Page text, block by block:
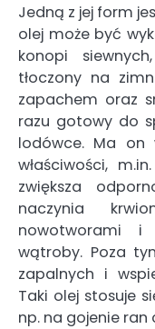
Jedną z jej form
olej może być
konopi
tłoczony na
zapachem oraz
razu gotowy do
lodówce. Ma on
właściwości,
zwiększa
naczynia
nowotworami
wątroby. Poza
zapalnych i
Taki olej stosuje
np. na gojenie ran